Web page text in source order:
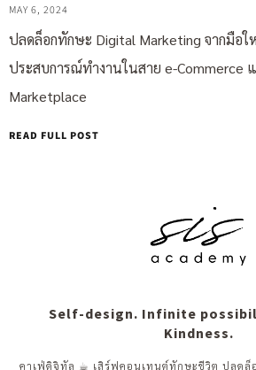
MAY 6, 2024
ปลดล็อกทักษะ Digital Marketing จากมือใ
ประสบการณ์ทำงานในสาย e-Commerce
Marketplace
READ FULL POST
Self-design. Infinite
Kindness.
คาเฟ่ดิจิทัล ☕︎ เสิร์ฟคอนเทนต์ทักษะชีวิต ปลดล็